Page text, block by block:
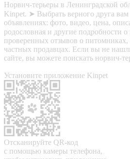
Норвич-терьеры в Ленинградской
Kinpet. ➤ Выбрать верного друга
объявлениях: фото, видео, цена,
родословная и другие подробности
проверенных отзывов о
частных продавцах. Если вы не
сайте, вы можете поискать норвич-
Установите приложение Kinpet
Отсканируйте QR-код
с помощью камеры телефона,